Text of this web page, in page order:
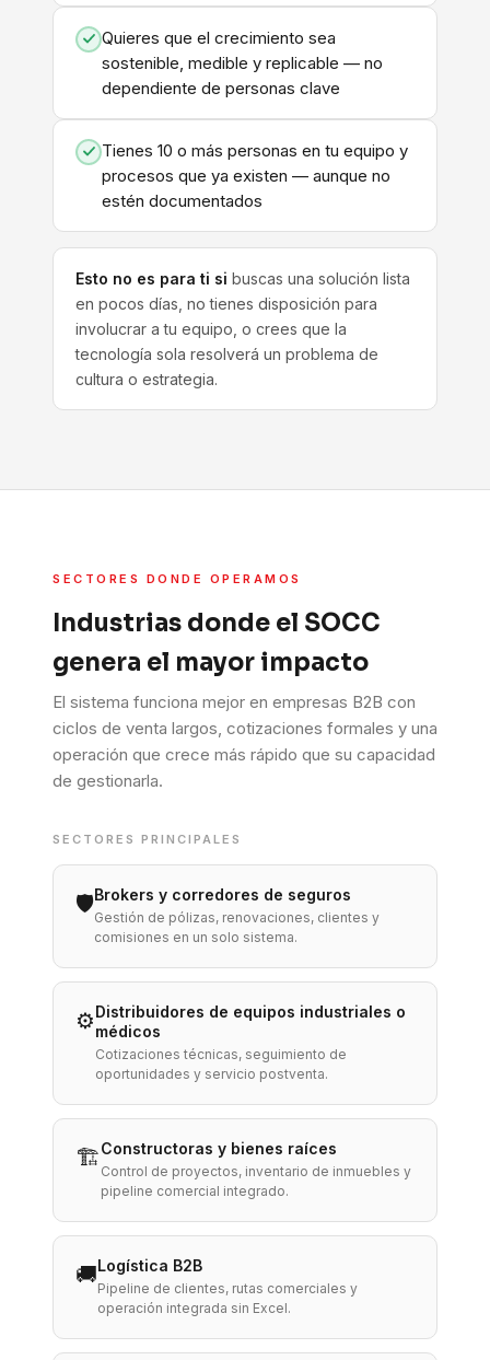
Quieres que el crecimiento sea
sostenible, medible y replicable — no
dependiente de personas clave
Tienes 10 o más personas en tu equipo y
procesos que ya existen — aunque no
estén documentados
Esto no es para ti si buscas una solución lista
en pocos días, no tienes disposición para
involucrar a tu equipo, o crees que la
tecnología sola resolverá un problema de
cultura o estrategia.
SECTORES DONDE OPERAMOS
Industrias donde el SOCC
genera el mayor impacto
El sistema funciona mejor en empresas B2B con
ciclos de venta largos, cotizaciones formales y una
operación que crece más rápido que su capacidad
de gestionarla.
SECTORES PRINCIPALES
🛡️Brokers y corredores de seguros
Gestión de pólizas, renovaciones, clientes y
comisiones en un solo sistema.
⚙️Distribuidores de equipos industriales o
médicos
Cotizaciones técnicas, seguimiento de
oportunidades y servicio postventa.
🏗️Constructoras y bienes raíces
Control de proyectos, inventario de inmuebles y
pipeline comercial integrado.
🚚Logística B2B
Pipeline de clientes, rutas comerciales y
operación integrada sin Excel.